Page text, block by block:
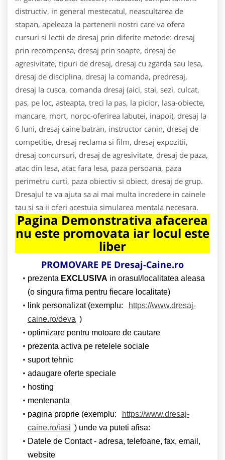
distructiv, in general mestecatul, neascultarea de
stapan, apeleaza la partenerii nostri care va ofera
cursuri si lectii de dresaj prin diferite metode: dresaj
prin recompensa, dresaj prin soapte, dresaj de
agresivitate, tipuri de dresaj, dresaj cu zgarda sau lesa,
dresaj de disciplina, dresaj la comanda, predresaj,
dresaj la cusca, comanda dresaj (aici, stai, sezi, culcat,
pas, pe loc, asteapta, treci la pas, la picior, lasa-obiecte,
mancare, mort, noroc-oferirea labutei, inapoi), dresaj la
6 luni, dresaj caine batran, instructor canin, dresaj de
competitie, dresaj reclama si film, dresaj expozitii,
dresaj concursuri, dresaj de agresivitate, dresaj de paza,
atac din lesa, atac fara lesa, paza persoana, paza
perimetru curti, paza obiectiv si obiect, dresaj de grup.
Dresajul te va ajuta sa ai mai multa incredere in cainele
tau si sa ii oferi acestuia simularea mentala necesara.
Pagina Demonstrativa afacerea
nu este promovata iar locul este
liber
PROMOVARE PE Dresaj-Caine.ro
prezenta EXCLUSIVA in orasul/localitatea aleasa
(o singura firma pentru fiecare localitate)
link personalizat (exemplu:
https://www.dresaj-
caine.ro/deva )
optimizare pentru motoare de cautare
prezenta activa pe retelele sociale
suport tehnic
adaugare oferte speciale
hosting
mentenanta
pagina proprie (exemplu:
https://www.dresaj-
caine.ro/iasi ) unde va puteti afisa:
Datele de Contact - adresa, telefoane, fax, email,
website